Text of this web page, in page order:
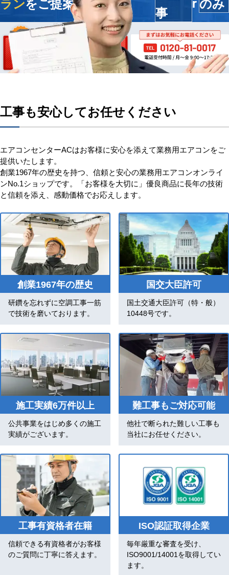
事
r
工事も安心してお任せください
エアコンセンターACはお客様に安心を添えて業務用エアコンをご
提供いたします。
創業1967年の歴史を持つ、信頼と安心の業務用エアコンオンライ
ンNo.1ショップです。「お客様を大切に」優良商品に長年の技術
と信頼を添え、感動価格でお応えします。
創業1967年の歴史
研鑽を忘れずに空調工事一筋
で技術を磨いております。
国交大臣許可
国土交通大臣許可（特・般）
10448号です。
施工実績6万件以上
公共事業をはじめ多くの施工
実績がございます。
難工事もご対応可能
他社で断られた難しい工事も
当社にお任せください。
工事有資格者在籍
信頼できる有資格者がお客様
のご質問に丁寧に答えます。
ISO認証取得企業
毎年厳重な審査を受け、
ISO9001/14001を取得してい
ます。